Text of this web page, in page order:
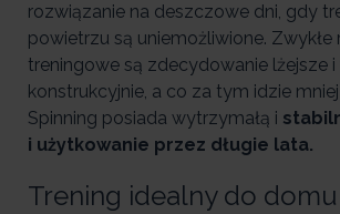
rozwiązanie na deszczowe dni, gdy
powietrzu są uniemożliwione. Zwykłe
treningowe są zdecydowanie lżejsze
konstrukcyjnie, a co za tym idzie
Spinning posiada wytrzymałą i
i użytkowanie przez długie lata.
Trening idealny do domu